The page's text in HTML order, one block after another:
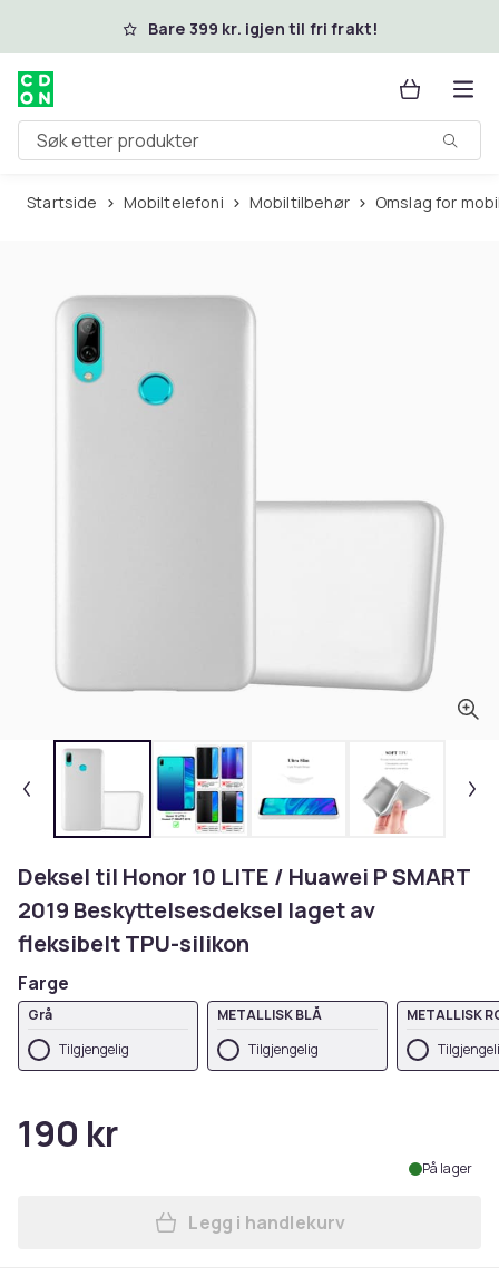
Hopp til hovedinnholdBare 399 kr. igjen til fri frakt!
Søk etter produkter
Startside Mobiltelefoni Mobiltilbehør Omslag for
Deksel til Honor 10 LITE / Huawei P SMART
2019 Beskyttelsesdeksel laget av
fleksibelt TPU-silikon
Farge
Grå
Tilgjengelig
METALLISK BLÅ
Tilgjengelig
METALLISK
190 kr
På lager
Legg Deksel til Honor 10
Legg i handlekurv